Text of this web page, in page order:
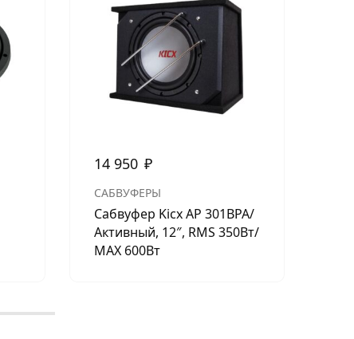
14 950 ₽
САБВУФЕРЫ
Сабвуфер Kicx AP 301BPA/
Активный, 12″, RMS 350Вт/
МАХ 600Вт